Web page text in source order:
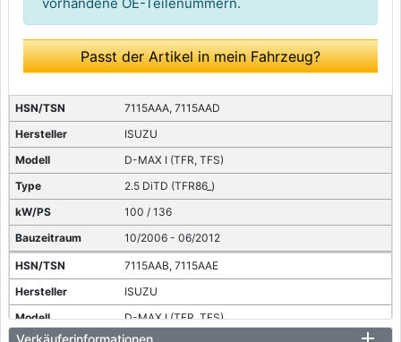
Passt der Artikel in mein Fahrzeug?
7115AAA, 7115AAD
ISUZU
D-MAX I (TFR, TFS)
2.5 DiTD (TFR86_)
100 / 136
10/2006 - 06/2012
7115AAB, 7115AAE
ISUZU
D-MAX I (TFR, TFS)
Verkäuferinformationen